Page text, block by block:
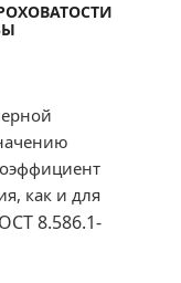
как и для
8.586.1-